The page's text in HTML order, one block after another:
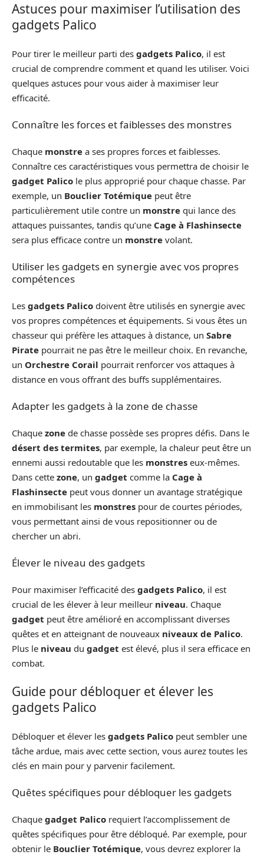
Astuces pour maximiser l’utilisation des
gadgets Palico
Pour tirer le meilleur parti des gadgets Palico, il est
crucial de comprendre comment et quand les utiliser. Voici
quelques astuces pour vous aider à maximiser leur
efficacité.
Connaître les forces et faiblesses des monstres
Chaque monstre a ses propres forces et faiblesses.
Connaître ces caractéristiques vous permettra de choisir le
gadget Palico le plus approprié pour chaque chasse. Par
exemple, un Bouclier Totémique peut être
particulièrement utile contre un monstre qui lance des
attaques puissantes, tandis qu’une Cage à Flashinsecte
sera plus efficace contre un monstre volant.
Utiliser les gadgets en synergie avec vos propres
compétences
Les gadgets Palico doivent être utilisés en synergie avec
vos propres compétences et équipements. Si vous êtes un
chasseur qui préfère les attaques à distance, un Sabre
Pirate pourrait ne pas être le meilleur choix. En revanche,
un Orchestre Corail pourrait renforcer vos attaques à
distance en vous offrant des buffs supplémentaires.
Adapter les gadgets à la zone de chasse
Chaque zone de chasse possède ses propres défis. Dans le
désert des termites, par exemple, la chaleur peut être un
ennemi aussi redoutable que les monstres eux-mêmes.
Dans cette zone, un gadget comme la Cage à
Flashinsecte peut vous donner un avantage stratégique
en immobilisant les monstres pour de courtes périodes,
vous permettant ainsi de vous repositionner ou de
chercher un abri.
Élever le niveau des gadgets
Pour maximiser l’efficacité des gadgets Palico, il est
crucial de les élever à leur meilleur niveau. Chaque
gadget peut être amélioré en accomplissant diverses
quêtes et en atteignant de nouveaux niveaux de Palico.
Plus le niveau du gadget est élevé, plus il sera efficace en
combat.
Guide pour débloquer et élever les
gadgets Palico
Débloquer et élever les gadgets Palico peut sembler une
tâche ardue, mais avec cette section, vous aurez toutes les
clés en main pour y parvenir facilement.
Quêtes spécifiques pour débloquer les gadgets
Chaque gadget Palico requiert l’accomplissement de
quêtes spécifiques pour être débloqué. Par exemple, pour
obtenir le Bouclier Totémique, vous devrez explorer la